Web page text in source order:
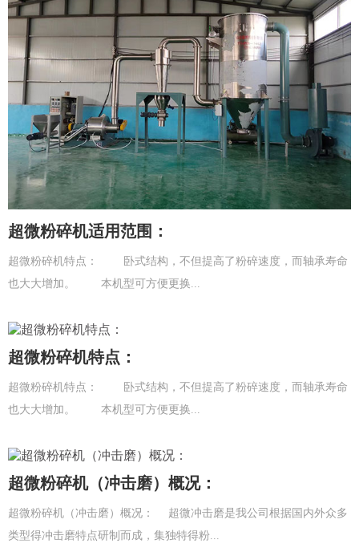
超微粉碎机适用范围：
超微粉碎机特点： 卧式结构，不但提高了粉碎速度，而轴承寿命
也大大增加。 本机型可方便更换...
超微粉碎机特点：
超微粉碎机特点： 卧式结构，不但提高了粉碎速度，而轴承寿命
也大大增加。 本机型可方便更换...
超微粉碎机（冲击磨）概况：
超微粉碎机（冲击磨）概况： 超微冲击磨是我公司根据国内外众多
类型得冲击磨特点研制而成，集独特得粉...